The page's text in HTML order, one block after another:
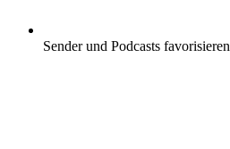
Sender und Podcasts favorisieren